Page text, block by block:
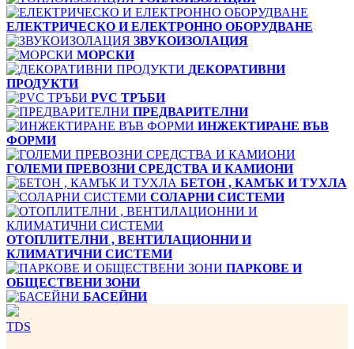
ЕЛЕКТРИЧЕСКО И ЕЛЕКТРОННО ОБОРУДВАНЕ
ЗВУКОИЗОЛАЦИЯ
МОРСКИ
ДЕКОРАТИВНИ
ПРОДУКТИ
PVC ТРЪБИ
ПРЕДВАРИТЕЛНИ
ИНЖЕКТИРАНЕ ВЪВ
ФОРМИ
ГОЛЕМИ ПРЕВОЗНИ СРЕДСТВА И КАМИОНИ
БЕТОН , КАМЪК И ТУХЛА
СОЛАРНИ СИСТЕМИ
ОТОПЛИТЕЛНИ , ВЕНТИЛАЦИОННИ И
КЛИМАТИЧНИ СИСТЕМИ
ПАРКОВЕ И
ОБЩЕСТВЕНИ ЗОНИ
БАСЕЙНИ
TDS